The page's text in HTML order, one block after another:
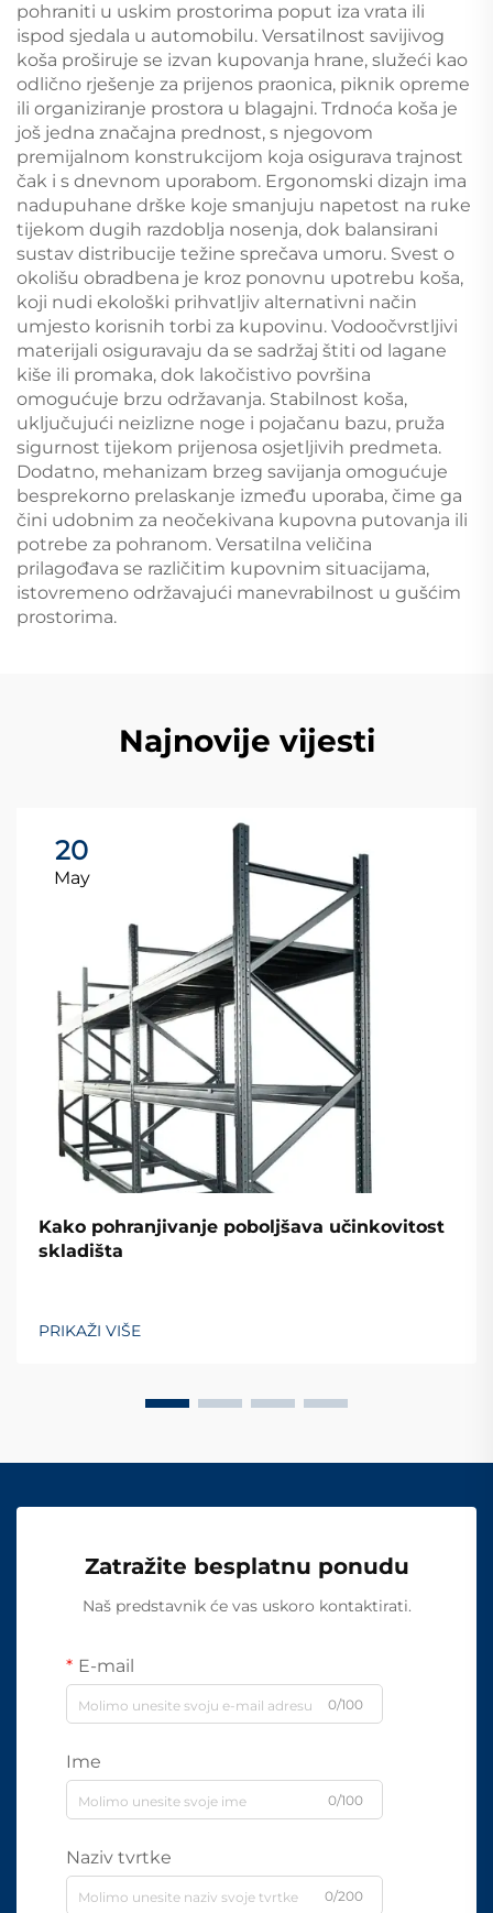
pohraniti u uskim prostorima poput iza vrata ili
ispod sjedala u automobilu. Versatilnost savijivog
koša proširuje se izvan kupovanja hrane, služeći kao
odlično rješenje za prijenos praonica, piknik opreme
ili organiziranje prostora u blagajni. Trdnoća koša je
još jedna značajna prednost, s njegovom
premijalnom konstrukcijom koja osigurava trajnost
čak i s dnevnom uporabom. Ergonomski dizajn ima
nadupuhane drške koje smanjuju napetost na ruke
tijekom dugih razdoblja nosenja, dok balansirani
sustav distribucije težine sprečava umoru. Svest o
okolišu obradbena je kroz ponovnu upotrebu koša,
koji nudi ekološki prihvatljiv alternativni način
umjesto korisnih torbi za kupovinu. Vodoočvrstljivi
materijali osiguravaju da se sadržaj štiti od lagane
kiše ili promaka, dok lakočistivo površina
omogućuje brzu održavanja. Stabilnost koša,
uključujući neizlizne noge i pojačanu bazu, pruža
sigurnost tijekom prijenosa osjetljivih predmeta.
Dodatno, mehanizam brzeg savijanja omogućuje
besprekorno prelaskanje između uporaba, čime ga
čini udobnim za neočekivana kupovna putovanja ili
potrebe za pohranom. Versatilna veličina
prilagođava se različitim kupovnim situacijama,
istovremeno održavajući manevrabilnost u gušćim
prostorima.
Najnovije vijesti
20
May
Kako pohranjivanje poboljšava učinkovitost
skladišta
PRIKAŽI VIŠE
Zatražite besplatnu ponudu
Naš predstavnik će vas uskoro kontaktirati.
E-mail
0/100
Ime
0/100
Naziv tvrtke
0/200